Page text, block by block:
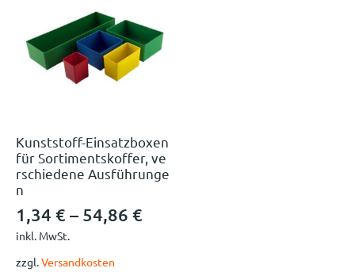
Kunststoff-Einsatzboxen
für Sortimentskoffer, ve
rschiedene Ausführunge
n
1,34 € – 54,86 €
inkl. MwSt.
zzgl.Versandkosten